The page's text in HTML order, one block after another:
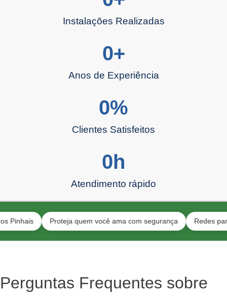
Instalações Realizadas
Anos de Experiência
0+
Clientes Satisfeitos
0%
Atendimento rápido
0h
Proteja quem você ama com segurança Redes para pets
Perguntas Frequentes sobre